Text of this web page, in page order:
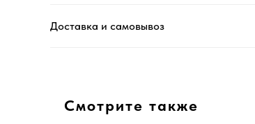
Доставка и самовывоз
Смотрите также